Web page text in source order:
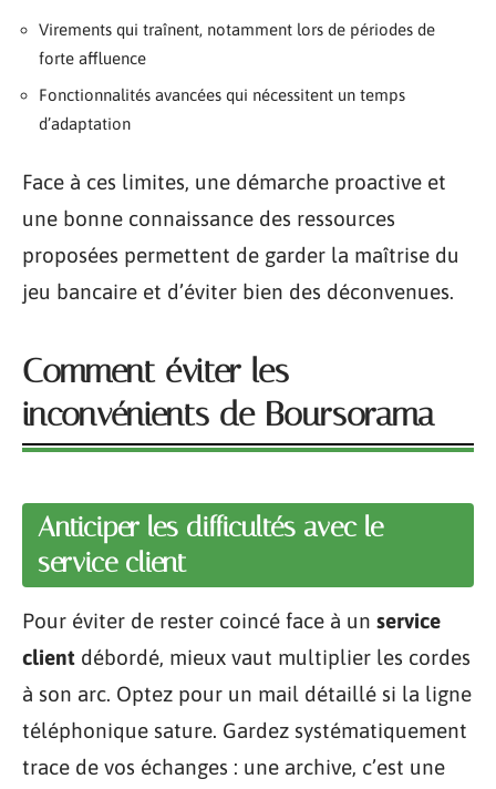
Virements qui traînent, notamment lors de périodes de
forte affluence
Fonctionnalités avancées qui nécessitent un temps
d’adaptation
Face à ces limites, une démarche proactive et
une bonne connaissance des ressources
proposées permettent de garder la maîtrise du
jeu bancaire et d’éviter bien des déconvenues.
Comment éviter les
inconvénients de Boursorama
Anticiper les difficultés avec le
service client
Pour éviter de rester coincé face à un service
client débordé, mieux vaut multiplier les cordes
à son arc. Optez pour un mail détaillé si la ligne
téléphonique sature. Gardez systématiquement
trace de vos échanges : une archive, c’est une